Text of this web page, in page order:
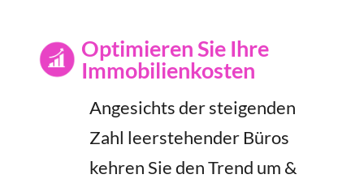
Optimieren Sie Ihre
Immobilienkosten
Angesichts der steigenden
Zahl leerstehender Büros
kehren Sie den Trend um &